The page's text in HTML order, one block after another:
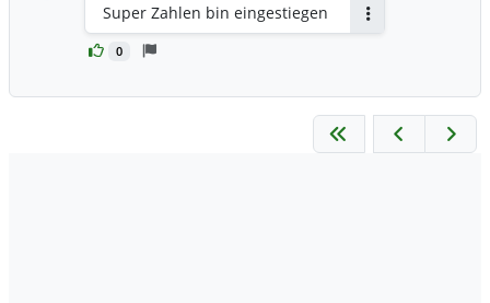
0
Super Zahlen bin eingestiegen